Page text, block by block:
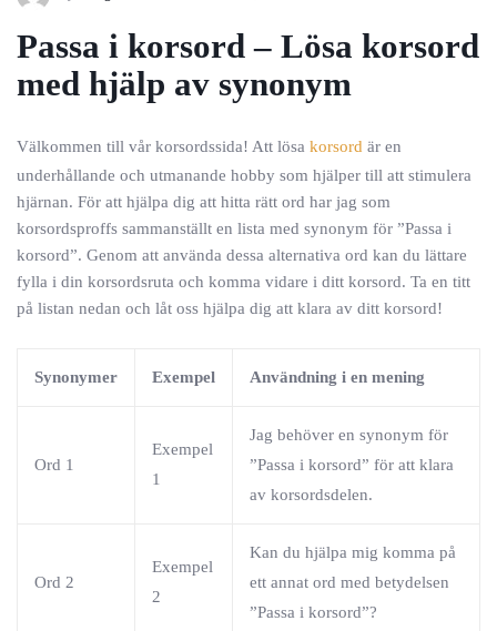
Passa i korsord – Lösa korsord
med hjälp av synonym
Välkommen till vår korsordssida! Att lösa korsord är en
underhållande och utmanande hobby som hjälper till att stimulera
hjärnan. För att hjälpa dig att hitta rätt ord har jag som
korsordsproffs sammanställt en lista med synonym för ”Passa i
korsord”. Genom att använda dessa alternativa ord kan du lättare
fylla i din korsordsruta och komma vidare i ditt korsord. Ta en titt
på listan nedan och låt oss hjälpa dig att klara av ditt korsord!
Synonymer Exempel Användning i en mening
Ord 1
Exempel
1
Jag behöver en synonym för
”Passa i korsord” för att klara
av korsordsdelen.
Ord 2
Exempel
2
Kan du hjälpa mig komma på
ett annat ord med betydelsen
”Passa i korsord”?